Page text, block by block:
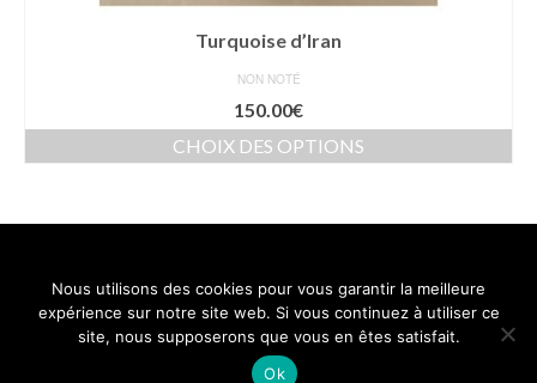
Turquoise d’Iran
NON NOTÉ
150.00€
CHOIX DES OPTIONS
a
Les
options
peuvent
être
Contact
Conditions générales de vente
Politique de confidentialité
Kadence WP
Nous utilisons des cookies pour vous garantir la meilleure
expérience sur notre site web. Si vous continuez à utiliser ce
site, nous supposerons que vous en êtes satisfait.
Ok